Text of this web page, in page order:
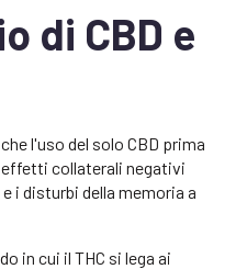
di CBD e
l'uso del solo CBD prima
effetti collaterali negativi
i disturbi della memoria a
in cui il THC si lega ai